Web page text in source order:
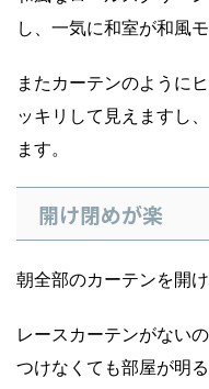
し、一気に和室が和風
またカーテンのように
ッキリして見えますし
ます。
開け閉めが楽
朝全部のカーテンを開
レースカーテンがない
つけなくても部屋が明る